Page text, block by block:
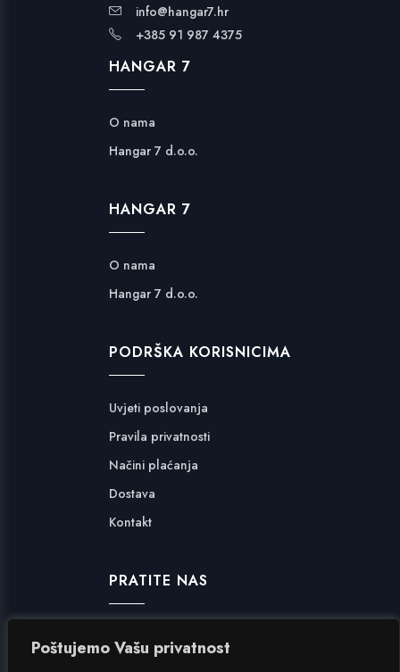
Poštujemo Vašu privatnost
info@hangar7.hr
+385 91 987 4375
HANGAR 7
O nama
Hangar 7 d.o.o.
HANGAR 7
O nama
Hangar 7 d.o.o.
PODRŠKA KORISNICIMA
Uvjeti poslovanja
Pravila privatnosti
Načini plaćanja
Dostava
Kontakt
PRATITE NAS